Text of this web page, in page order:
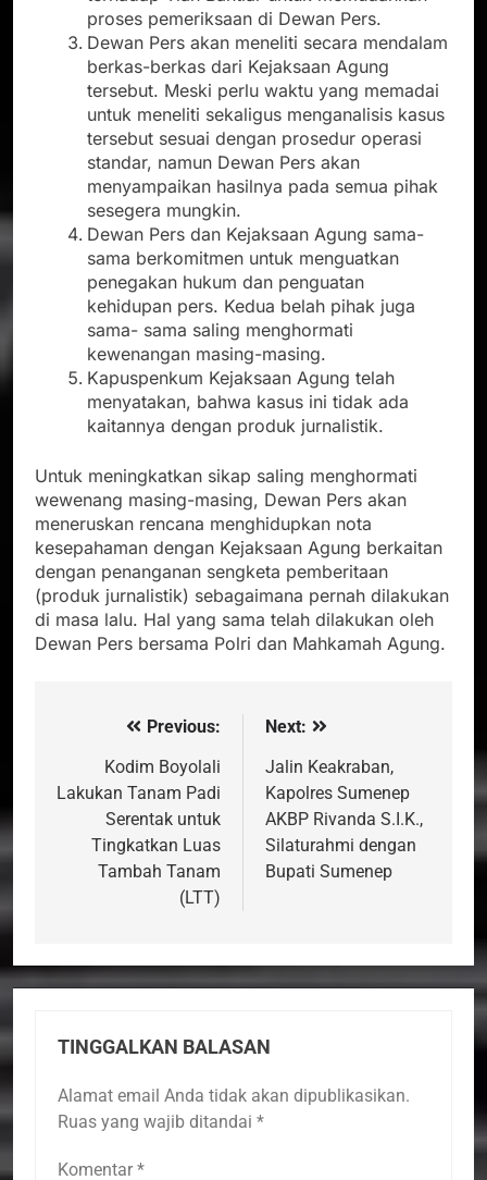
proses pemeriksaan di Dewan Pers.
Dewan Pers akan meneliti secara mendalam
berkas-berkas dari Kejaksaan Agung
tersebut. Meski perlu waktu yang memadai
untuk meneliti sekaligus menganalisis kasus
tersebut sesuai dengan prosedur operasi
standar, namun Dewan Pers akan
menyampaikan hasilnya pada semua pihak
sesegera mungkin.
Dewan Pers dan Kejaksaan Agung sama-
sama berkomitmen untuk menguatkan
penegakan hukum dan penguatan
kehidupan pers. Kedua belah pihak juga
sama- sama saling menghormati
kewenangan masing-masing.
Kapuspenkum Kejaksaan Agung telah
menyatakan, bahwa kasus ini tidak ada
kaitannya dengan produk jurnalistik.
Untuk meningkatkan sikap saling menghormati
wewenang masing-masing, Dewan Pers akan
meneruskan rencana menghidupkan nota
kesepahaman dengan Kejaksaan Agung berkaitan
dengan penanganan sengketa pemberitaan
(produk jurnalistik) sebagaimana pernah dilakukan
di masa lalu. Hal yang sama telah dilakukan oleh
Dewan Pers bersama Polri dan Mahkamah Agung.
NavigasiPrevious:
Kodim Boyolali
Lakukan Tanam Padi
Serentak untuk
Tingkatkan Luas
Tambah Tanam
(LTT)
Next:
Jalin Keakraban,
Kapolres Sumenep
AKBP Rivanda S.I.K.,
Silaturahmi dengan
Bupati Sumenep
TINGGALKAN BALASAN
Alamat email Anda tidak akan dipublikasikan.
Ruas yang wajib ditandai *
Komentar *